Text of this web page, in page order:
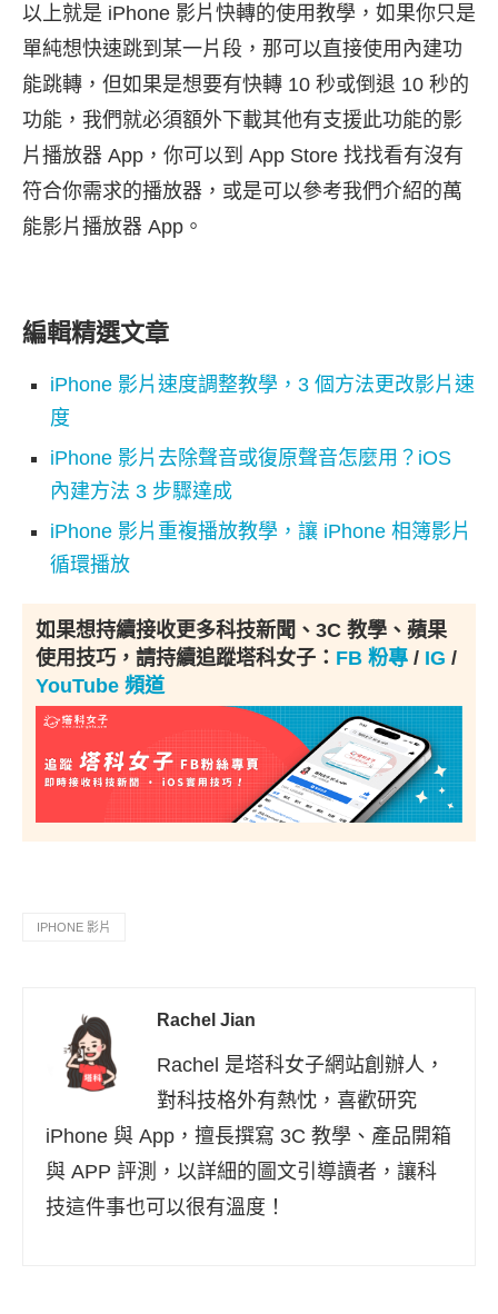
以上就是 iPhone 影片快轉的使用教學，如果你只是
單純想快速跳到某一片段，那可以直接使用內建功
能跳轉，但如果是想要有快轉 10 秒或倒退 10 秒的
功能，我們就必須額外下載其他有支援此功能的影
片播放器 App，你可以到 App Store 找找看有沒有
符合你需求的播放器，或是可以參考我們介紹的萬
能影片播放器 App。
編輯精選文章
iPhone 影片速度調整教學，3 個方法更改影片速
度
iPhone 影片去除聲音或復原聲音怎麼用？iOS
內建方法 3 步驟達成
iPhone 影片重複播放教學，讓 iPhone 相簿影片
循環播放
如果想持續接收更多科技新聞、3C 教學、蘋果
使用技巧，請持續追蹤塔科女子： FB 粉專 / IG /
YouTube 頻道
IPHONE 影片
Rachel Jian
Rachel 是塔科女子網站創辦人，
對科技格外有熱忱，喜歡研究
iPhone 與 App，擅長撰寫 3C 教學、產品開箱
與 APP 評測，以詳細的圖文引導讀者，讓科
技這件事也可以很有溫度！